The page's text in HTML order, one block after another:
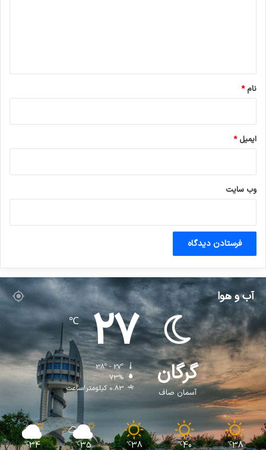
نام*
ایمیل*
وب‌ سایت
آب و هوا
گرگان
آسمان صاف
27
℃
38º - 27º
73%
0.83 کیلومتر/ساعت
38
℃
40
℃
38
℃
35
℃
34
℃